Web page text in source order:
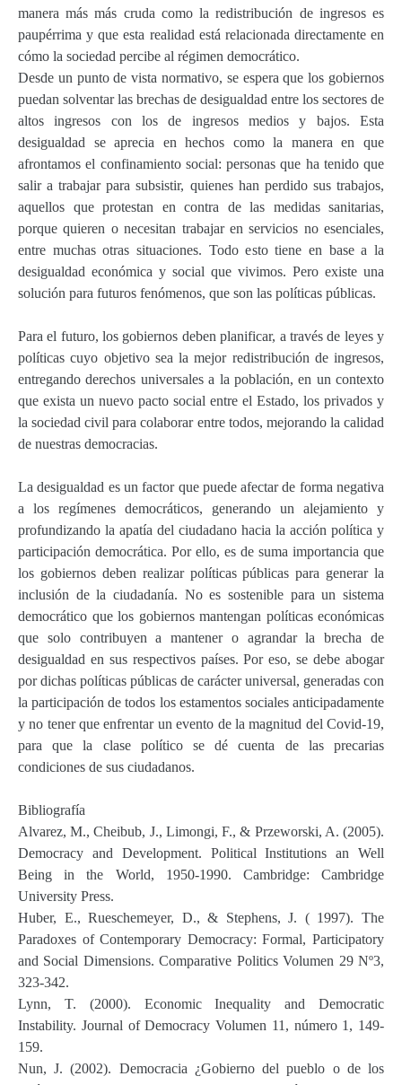
manera más más cruda como la redistribución de ingresos es
paupérrima y que esta realidad está relacionada directamente en
cómo la sociedad percibe al régimen democrático.
Desde un punto de vista normativo, se espera que los gobiernos
puedan solventar las brechas de desigualdad entre los sectores de
altos ingresos con los de ingresos medios y bajos. Esta
desigualdad se aprecia en hechos como la manera en que
afrontamos el confinamiento social: personas que ha tenido que
salir a trabajar para subsistir, quienes han perdido sus trabajos,
aquellos que protestan en contra de las medidas sanitarias,
porque quieren o necesitan trabajar en servicios no esenciales,
entre muchas otras situaciones. Todo esto tiene en base a la
desigualdad económica y social que vivimos. Pero existe una
solución para futuros fenómenos, que son las políticas públicas.
Para el futuro, los gobiernos deben planificar, a través de leyes y
políticas cuyo objetivo sea la mejor redistribución de ingresos,
entregando derechos universales a la población, en un contexto
que exista un nuevo pacto social entre el Estado, los privados y
la sociedad civil para colaborar entre todos, mejorando la calidad
de nuestras democracias.
La desigualdad es un factor que puede afectar de forma negativa
a los regímenes democráticos, generando un alejamiento y
profundizando la apatía del ciudadano hacia la acción política y
participación democrática. Por ello, es de suma importancia que
los gobiernos deben realizar políticas públicas para generar la
inclusión de la ciudadanía. No es sostenible para un sistema
democrático que los gobiernos mantengan políticas económicas
que solo contribuyen a mantener o agrandar la brecha de
desigualdad en sus respectivos países. Por eso, se debe abogar
por dichas políticas públicas de carácter universal, generadas con
la participación de todos los estamentos sociales anticipadamente
y no tener que enfrentar un evento de la magnitud del Covid-19,
para que la clase político se dé cuenta de las precarias
condiciones de sus ciudadanos.
Bibliografía
Alvarez, M., Cheibub, J., Limongi, F., & Przeworski, A. (2005).
Democracy and Development. Political Institutions an Well
Being in the World, 1950-1990. Cambridge: Cambridge
University Press.
Huber, E., Rueschemeyer, D., & Stephens, J. ( 1997). The
Paradoxes of Contemporary Democracy: Formal, Participatory
and Social Dimensions. Comparative Politics Volumen 29 Nº3,
323-342.
Lynn, T. (2000). Economic Inequality and Democratic
Instability. Journal of Democracy Volumen 11, número 1, 149-
159.
Nun, J. (2002). Democracia ¿Gobierno del pueblo o de los